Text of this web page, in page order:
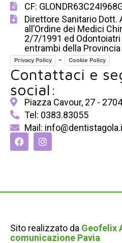
CF:
Direttore Sanitario Dott.
all’Ordine dei Medici
2/7/1991 ed
entrambi della Provincia
Privacy Policy - Cookie Policy
Contattaci e
social:
Piazza Cavour, 27 -
Tel: 0383.83055
Mail:
Sito realizzato da Geofelix
comunicazione Pavia